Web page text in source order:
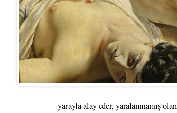
yarayla alay eder, yaralanmamış olan